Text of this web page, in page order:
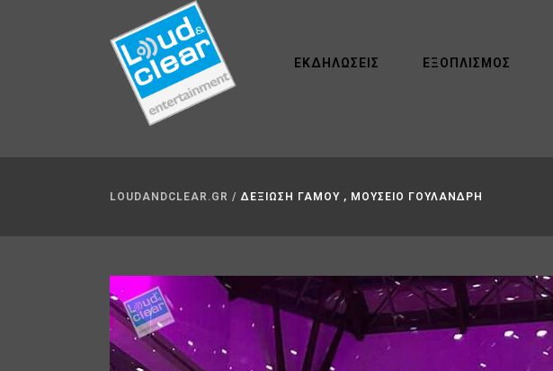
ΕΚΔΗΛΏΣΕΙΣ ΕΞΟΠΛΙΣΜΌΣ
LOUDANDCLEAR.GR / ΔΕΞΙΩΣΗ ΓΑΜΟΥ , ΜΟΥΣΕΙΟ ΓΟΥΛΑΝΔΡΗ